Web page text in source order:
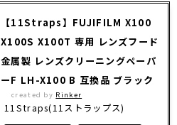
【11Straps】FUJIFILM X100
X100S X100T 専用 レンズフード
金属製 レンズクリーニングペーパ
ーF LH-X100 B 互換品 ブラック
created by Rinker
11Straps(11ストラップス)